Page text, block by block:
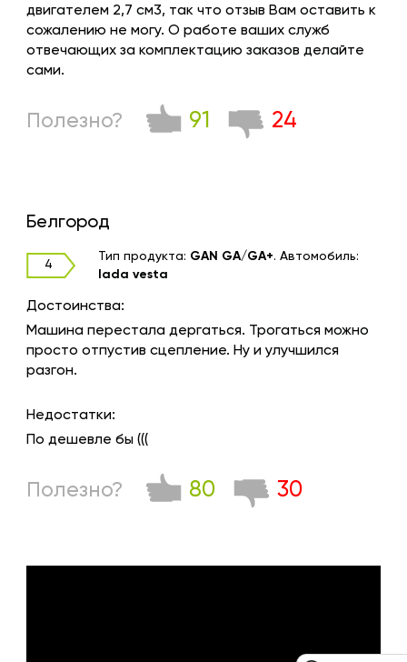
двигателем 2,7 см3, так что отзыв Вам оставить к
сожалению не могу. О работе ваших служб
отвечающих за комплектацию заказов делайте
сами.
Полезно? 91 24
Белгород
4
Тип продукта: GAN GA/GA+. Автомобиль:
lada vesta
Достоинства:
Машина перестала дергаться. Трогаться можно
просто отпустив сцепление. Ну и улучшился
разгон.
Недостатки:
По дешевле бы (((
Полезно? 80 30